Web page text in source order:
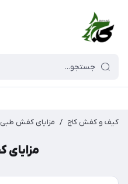
کیف و کفش کاج / مزایای کفش طبی